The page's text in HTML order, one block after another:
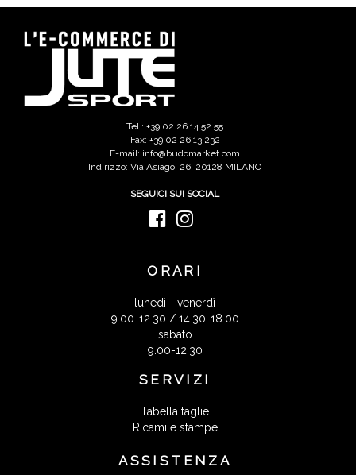
Tel.: +39 02 26 14 52 55
Fax: +39 02 26 13 232
E-mail: info@budomarket.com
Indirizzo: Via Asiago, 26, 20128 MILANO
SEGUICI SUI SOCIAL
ORARI
lunedì - venerdì
9.00-12.30 / 14.30-18.00
sabato
9.00-12.30
SERVIZI
Tabella taglie
Ricami e stampe
ASSISTENZA